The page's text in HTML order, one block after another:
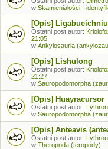
w Skamieniałości -
[Opis]
Ostatni post autor:
21:05
w Ankylosauria
[Opis] Lishulong
Ostatni post autor:
21:27
w Sauropodomorpha
[Opis] Huayracursor
Ostatni post autor:
w Sauropodomorpha
[Opis] Anteavis
Ostatni post autor:
w Theropoda (teropody)